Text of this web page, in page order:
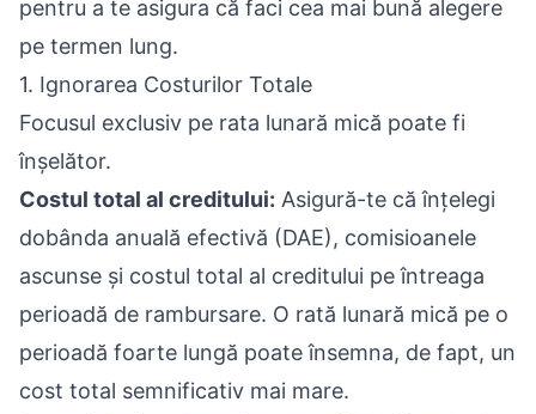
pentru a te asigura că faci cea mai bună alegere
pe termen lung.
1. Ignorarea Costurilor Totale
Focusul exclusiv pe rata lunară mică poate fi
înșelător.
Costul total al creditului: Asigură-te că înțelegi
dobânda anuală efectivă (DAE), comisioanele
ascunse și costul total al creditului pe întreaga
perioadă de rambursare. O rată lunară mică pe o
perioadă foarte lungă poate însemna, de fapt, un
cost total semnificativ mai mare.